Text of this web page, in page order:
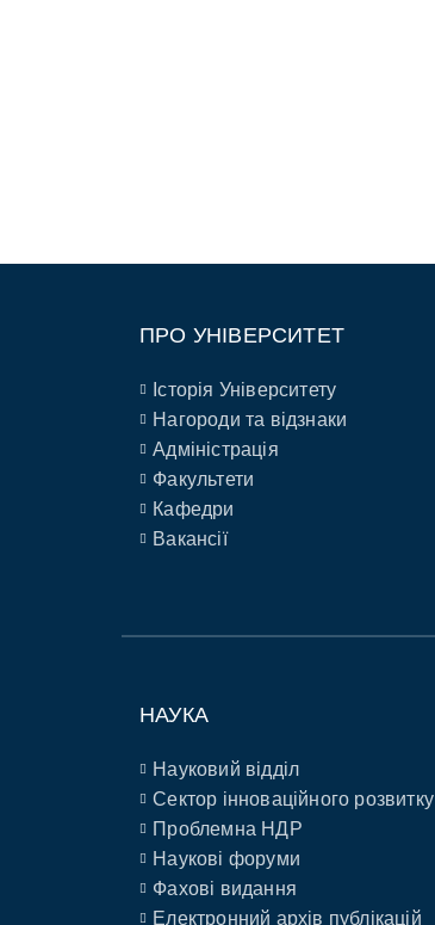
ПРО УНІВЕРСИТЕТ
Історія Університету
Нагороди та відзнаки
Адміністрація
Факультети
Кафедри
Вакансії
НАУКА
Науковий відділ
Сектор інноваційного розвитку
Проблемна НДР
Наукові форуми
Фахові видання
Електронний архів публікацій